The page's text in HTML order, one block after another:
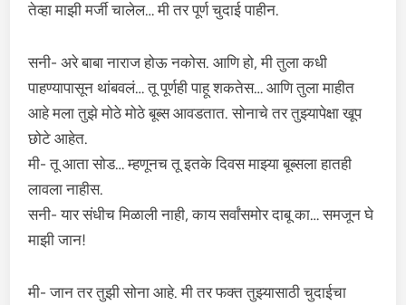
तेव्हा माझी मर्जी चालेल… मी तर पूर्ण चुदाई पाहीन.
सनी- अरे बाबा नाराज होऊ नकोस. आणि हो, मी तुला कधी
पाहण्यापासून थांबवलं… तू पूर्णही पाहू शकतेस… आणि तुला माहीत
आहे मला तुझे मोठे मोठे बूब्स आवडतात. सोनाचे तर तुझ्यापेक्षा खूप
छोटे आहेत.
मी- तू आता सोड… म्हणूनच तू इतके दिवस माझ्या बूब्सला हातही
लावला नाहीस.
सनी- यार संधीच मिळाली नाही, काय सर्वांसमोर दाबू का… समजून घे
माझी जान!
मी- जान तर तुझी सोना आहे. मी तर फक्त तुझ्यासाठी चुदाईचा